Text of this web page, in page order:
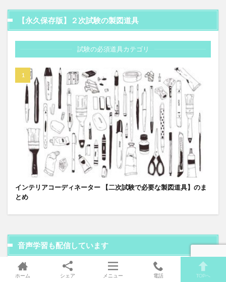
【永久保存版】２次試験の製図道具
試験の必須道具カテゴリ
インテリアコーディネーター 【二次試験で必要な製図道具】のま
とめ
音声学習も配信しています
音声カテゴリ
ホーム シェア メニュー 電話 TOPへ